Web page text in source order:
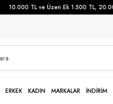
10.000 TL ve Üzeri Ek 1.500 TL,
ERKEK KADIN MARKALAR İNDİRİM